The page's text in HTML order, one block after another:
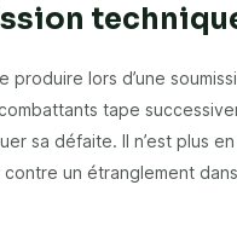
produire lors d’une
tape
sa défaite. Il n’est plus
un étranglement